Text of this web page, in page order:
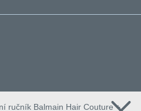
ručník Balmain Hair Couture +